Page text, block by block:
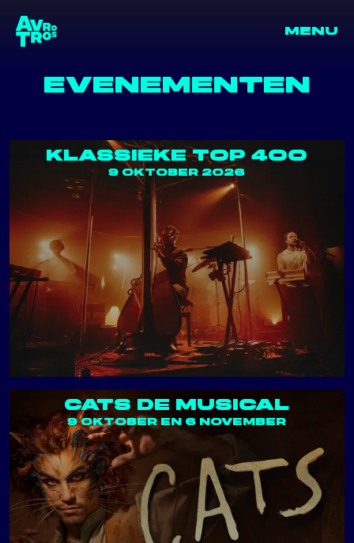
MENU
EVENEMENTEN
KLASSIEKE TOP 400
9 OKTOBER 2026
CATS DE MUSICAL
9 OKTOBER EN 6 NOVEMBER